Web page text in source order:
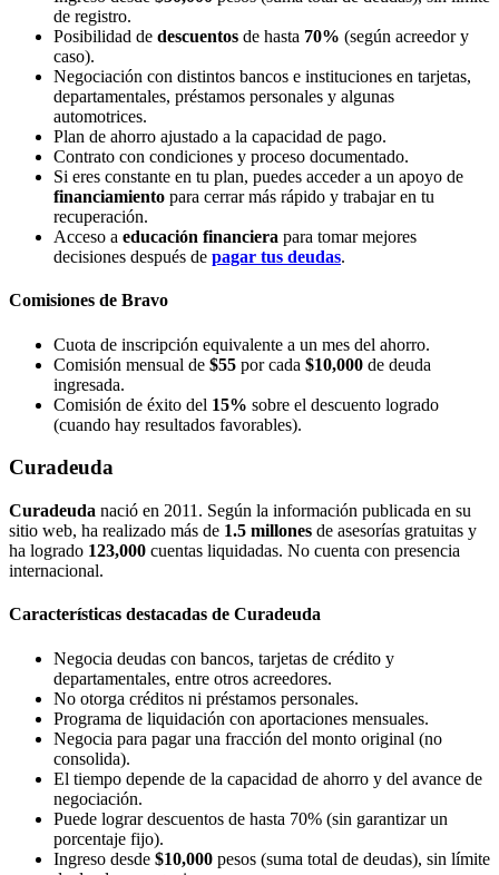
de registro.
Posibilidad de descuentos de hasta 70% (según acreedor y
caso).
Negociación con distintos bancos e instituciones en tarjetas,
departamentales, préstamos personales y algunas
automotrices.
Plan de ahorro ajustado a la capacidad de pago.
Contrato con condiciones y proceso documentado.
Si eres constante en tu plan, puedes acceder a un apoyo de
financiamiento para cerrar más rápido y trabajar en tu
recuperación.
Acceso a educación financiera para tomar mejores
decisiones después de pagar tus deudas.
Comisiones de Bravo
Cuota de inscripción equivalente a un mes del ahorro.
Comisión mensual de $55 por cada $10,000 de deuda
ingresada.
Comisión de éxito del 15% sobre el descuento logrado
(cuando hay resultados favorables).
Curadeuda
Curadeuda nació en 2011. Según la información publicada en su
sitio web, ha realizado más de 1.5 millones de asesorías gratuitas y
ha logrado 123,000 cuentas liquidadas. No cuenta con presencia
internacional.
Características destacadas de Curadeuda
Negocia deudas con bancos, tarjetas de crédito y
departamentales, entre otros acreedores.
No otorga créditos ni préstamos personales.
Programa de liquidación con aportaciones mensuales.
Negocia para pagar una fracción del monto original (no
consolida).
El tiempo depende de la capacidad de ahorro y del avance de
negociación.
Puede lograr descuentos de hasta 70% (sin garantizar un
porcentaje fijo).
Ingreso desde $10,000 pesos (suma total de deudas), sin límite